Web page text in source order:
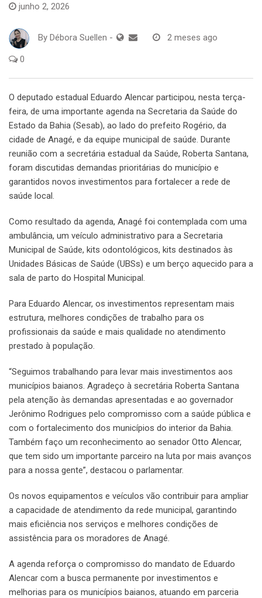
junho 2, 2026
By Débora Suellen - 2 meses ago
0
O deputado estadual Eduardo Alencar participou, nesta terça-
feira, de uma importante agenda na Secretaria da Saúde do
Estado da Bahia (Sesab), ao lado do prefeito Rogério, da
cidade de Anagé, e da equipe municipal de saúde. Durante
reunião com a secretária estadual da Saúde, Roberta Santana,
foram discutidas demandas prioritárias do município e
garantidos novos investimentos para fortalecer a rede de
saúde local.
Como resultado da agenda, Anagé foi contemplada com uma
ambulância, um veículo administrativo para a Secretaria
Municipal de Saúde, kits odontológicos, kits destinados às
Unidades Básicas de Saúde (UBSs) e um berço aquecido para a
sala de parto do Hospital Municipal.
Para Eduardo Alencar, os investimentos representam mais
estrutura, melhores condições de trabalho para os
profissionais da saúde e mais qualidade no atendimento
prestado à população.
“Seguimos trabalhando para levar mais investimentos aos
municípios baianos. Agradeço à secretária Roberta Santana
pela atenção às demandas apresentadas e ao governador
Jerônimo Rodrigues pelo compromisso com a saúde pública e
com o fortalecimento dos municípios do interior da Bahia.
Também faço um reconhecimento ao senador Otto Alencar,
que tem sido um importante parceiro na luta por mais avanços
para a nossa gente”, destacou o parlamentar.
Os novos equipamentos e veículos vão contribuir para ampliar
a capacidade de atendimento da rede municipal, garantindo
mais eficiência nos serviços e melhores condições de
assistência para os moradores de Anagé.
A agenda reforça o compromisso do mandato de Eduardo
Alencar com a busca permanente por investimentos e
melhorias para os municípios baianos, atuando em parceria